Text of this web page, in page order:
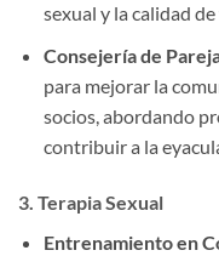
sexual y la calidad
Consejería de
para mejorar la
socios, abordando
contribuir a la
3. Terapia Sexual
Entrenamiento en